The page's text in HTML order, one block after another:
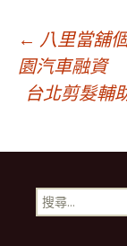
文
章
導
覽
← 八里當舖
園汽車融資
台北剪髮輔
搜
尋